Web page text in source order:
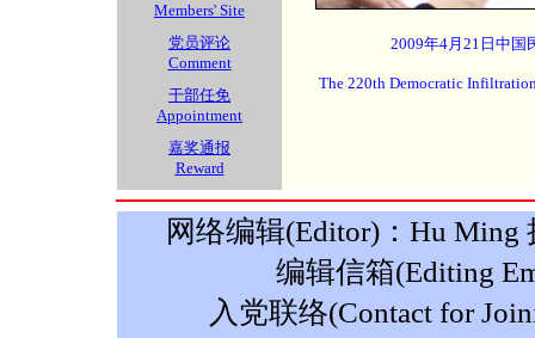
Members' Site
党员评论
Comment
干部任免
Appointment
嘉奖通报
Reward
2009年4月21日中国
The 220th Democratic
网络编辑(Editor)：Hu Ming
编辑信箱(Editing
入党联络(Contact for